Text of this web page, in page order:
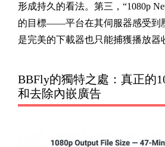
形成持久的看法。第三，“1080p
的目標——平台在其伺服器感受到
是完美的下載器也只能捕獲播放器
BBFly的獨特之處：真正的
和去除內嵌廣告